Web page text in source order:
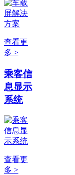
查看更
多 >
乘客信
息显示
系统
查看更
多 >